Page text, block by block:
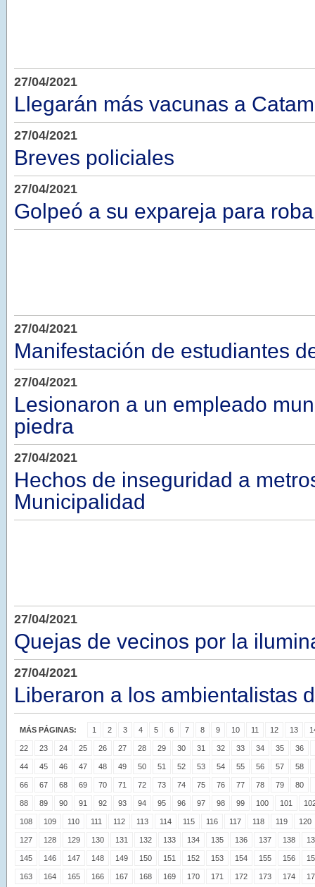
27/04/2021
Llegarán más vacunas a
27/04/2021
Breves policiales
27/04/2021
Golpeó a su expareja para
27/04/2021
Manifestación de estudiantes
27/04/2021
Lesionaron a un empleado
piedra
27/04/2021
Hechos de inseguridad a
Municipalidad
27/04/2021
Quejas de vecinos por la
27/04/2021
Liberaron a los ambientalistas
MÁS PÁGINAS: 1 2 3 4 5 6 7 8 9 10 11 12 13
22 23 24 25 26 27 28 29 30 31 32 33 34 35 36
44 45 46 47 48 49 50 51 52 53 54 55 56 57 58
66 67 68 69 70 71 72 73 74 75 76 77 78 79 80
88 89 90 91 92 93 94 95 96 97 98 99 100 101
108 109 110 111 112 113 114 115 116 117 118 119 120
127 128 129 130 131 132 133 134 135 136 137 138
145 146 147 148 149 150 151 152 153 154 155 156
163 164 165 166 167 168 169 170 171 172 173 174